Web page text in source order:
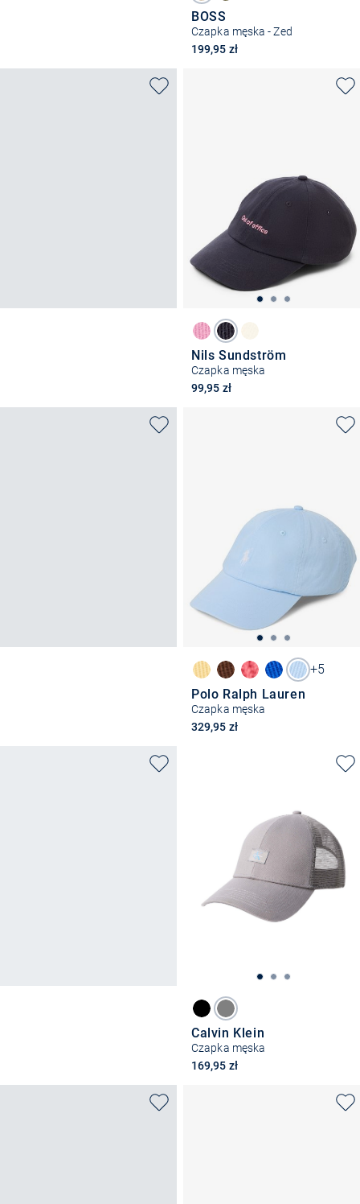
BOSS
Czapka męska - Zed
199,95 zł
Nils Sundström
Czapka męska
99,95 zł
+5
Polo Ralph Lauren
Czapka męska
329,95 zł
Calvin Klein
Czapka męska
169,95 zł